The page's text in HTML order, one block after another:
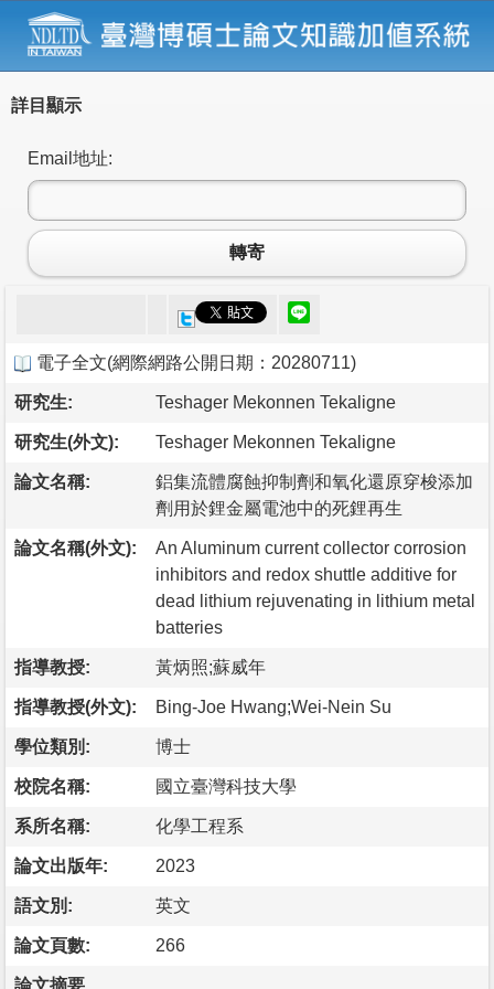
詳目顯示
Email地址:
轉寄
電子全文(網際網路公開日期：20280711)
研究生: Teshager Mekonnen Tekaligne
研究生(外文): Teshager Mekonnen Tekaligne
論文名稱:
鋁集流體腐蝕抑制劑和氧化還原穿梭添加
劑用於鋰金屬電池中的死鋰再生
論文名稱(外文):
An Aluminum current collector corrosion
inhibitors and redox shuttle additive for
dead lithium rejuvenating in lithium metal
batteries
指導教授: 黃炳照;蘇威年
指導教授(外文): Bing-Joe Hwang;Wei-Nein Su
學位類別: 博士
校院名稱: 國立臺灣科技大學
系所名稱: 化學工程系
論文出版年: 2023
語文別: 英文
論文頁數: 266
論文摘要